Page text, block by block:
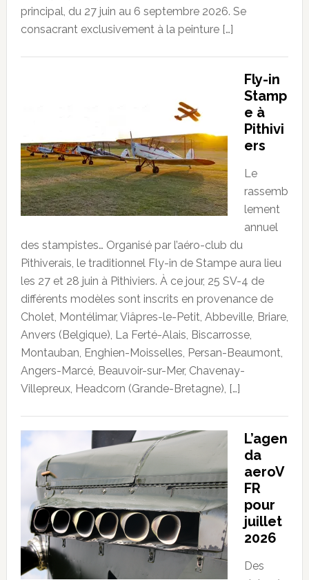
principal, du 27 juin au 6 septembre 2026. Se
consacrant exclusivement à la peinture […]
Fly-in
Stamp
e à
Pithivi
ers
Le
rassemb
lement
annuel
des stampistes… Organisé par l’aéro-club du
Pithiverais, le traditionnel Fly-in de Stampe aura lieu
les 27 et 28 juin à Pithiviers. À ce jour, 25 SV-4 de
différents modèles sont inscrits en provenance de
Cholet, Montélimar, Viâpres-le-Petit, Abbeville, Briare,
Anvers (Belgique), La Ferté-Alais, Biscarrosse,
Montauban, Enghien-Moisselles, Persan-Beaumont,
Angers-Marcé, Beauvoir-sur-Mer, Chavenay-
Villepreux, Headcorn (Grande-Bretagne), […]
L’agen
da
aeroV
FR
pour
juillet
2026
Des